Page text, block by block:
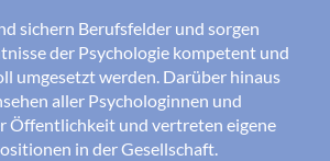
sichern Berufsfelder und sorgen
der Psychologie kompetent und
umgesetzt werden. Darüber hinaus
aller Psychologinnen und
Öffentlichkeit und vertreten eigene
in der Gesellschaft.